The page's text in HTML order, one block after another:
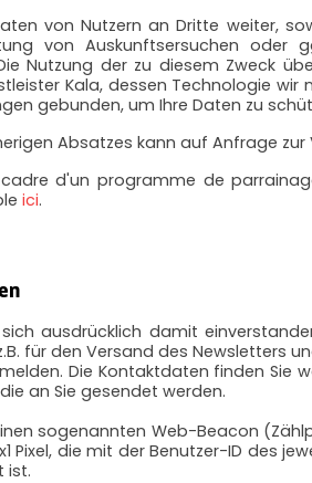
von Nutzern an Dritte weiter,
von Auskunftsersuchen oder
Nutzung der zu diesem Zweck
Kala, dessen Technologie
gebunden, um Ihre Daten zu
Absatzes kann auf Anfrage
d'un programme de
ici.
ausdrücklich damit
für den Versand des Newsletters
Die Kontaktdaten finden Sie
an Sie gesendet werden.
sogenannten Web-Beacon
Pixel, die mit der Benutzer-ID des
ist.